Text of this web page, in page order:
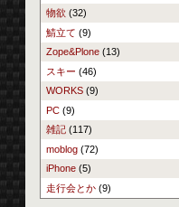
物欲 (32)
鯖立て (9)
Zope&Plone(13)
スキー (46)
WORKS(9)
PC(9)
雑記(117)
moblog(72)
iPhone(5)
走行会とか(9)